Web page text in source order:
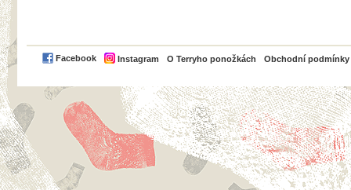
Facebook Instagram O Terryho ponožkách Obchodní podmínky
PayPal